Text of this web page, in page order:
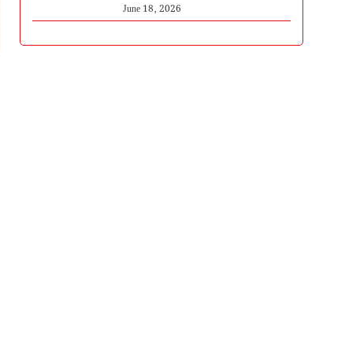
June 18, 2026